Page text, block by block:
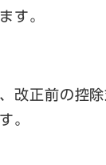
す。
改正前の控
。